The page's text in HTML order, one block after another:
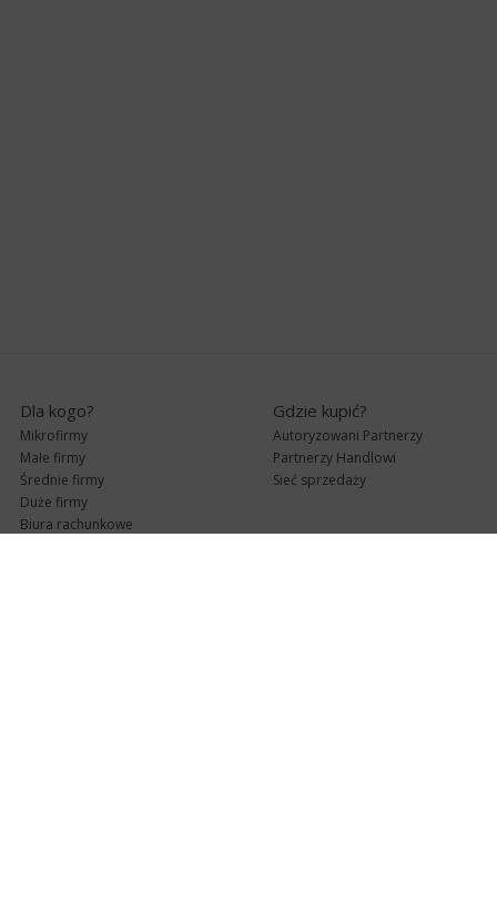
Dla kogo?
Mikrofirmy
Małe firmy
Średnie firmy
Duże firmy
Biura rachunkowe
Gdzie kupić?
Autoryzowani Partnerzy
Partnerzy Handlowi
Sieć sprzedaży